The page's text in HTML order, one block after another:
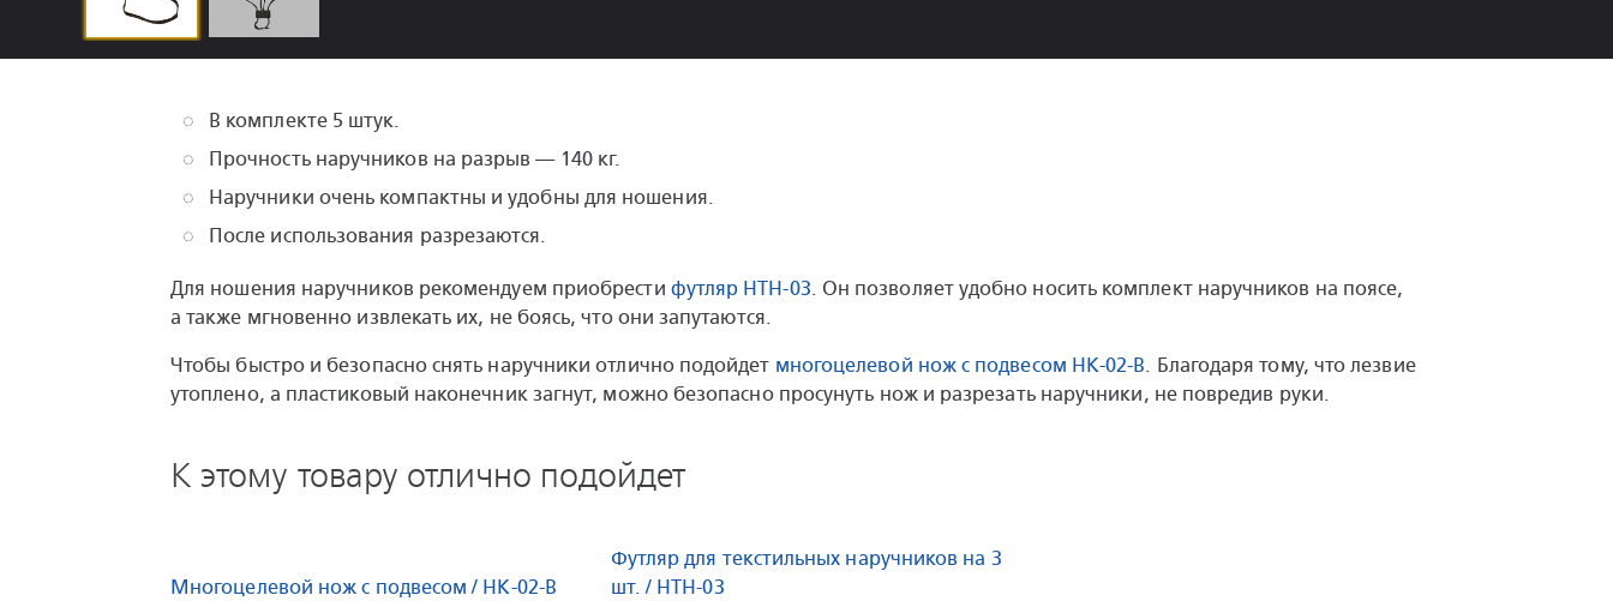
В комплекте 5 штук.
Прочность наручников на разрыв — 140 кг.
Наручники очень компактны и удобны для ношения.
После использования разрезаются.
Для ношения наручников рекомендуем приобрести футляр HTH-03. Он позволяет удобно носить комплект наручников на поясе,
а также мгновенно извлекать их, не боясь, что они запутаются.
Чтобы быстро и безопасно снять наручники отлично подойдет многоцелевой нож с подвесом HK-02-B. Благодаря тому, что лезвие
утоплено, а пластиковый наконечник загнут, можно безопасно просунуть нож и разрезать наручники, не повредив руки.
К этому товару отлично подойдет
Многоцелевой нож с подвесом / HK-02-B
Футляр для текстильных наручников на 3
шт. / HTH-03